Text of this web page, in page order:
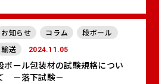
2024.11.05
お知らせ コラム
段ボール
輸送
ボール包装材の試験規格につい
－落下試験－